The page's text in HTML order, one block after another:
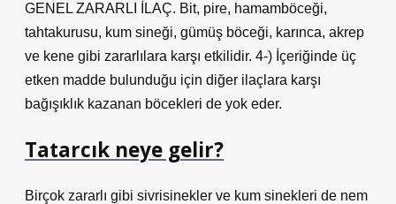
GENEL ZARARLI İLAÇ. Bit, pire, hamamböceği,
tahtakurusu, kum sineği, gümüş böceği, karınca, akrep
ve kene gibi zararlılara karşı etkilidir. 4-) İçeriğinde üç
etken madde bulunduğu için diğer ilaçlara karşı
bağışıklık kazanan böcekleri de yok eder.
Tatarcık neye gelir?
Birçok zararlı gibi sivrisinekler ve kum sinekleri de nem